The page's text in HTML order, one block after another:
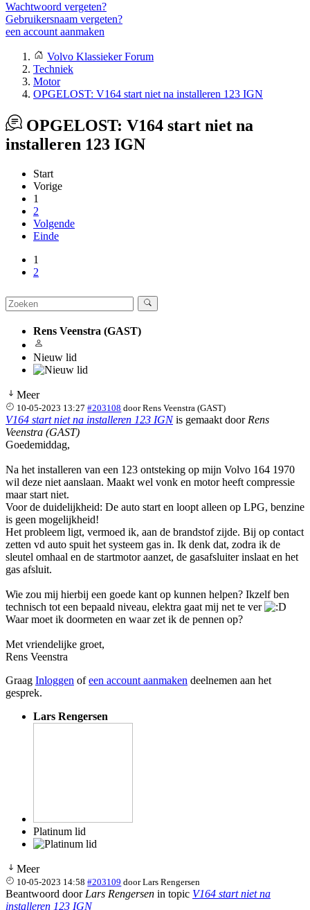
Wachtwoord vergeten?
Gebruikersnaam vergeten?
een account aanmaken
Volvo Klassieker Forum
Techniek
Motor
OPGELOST: V164 start niet na installeren 123 IGN
OPGELOST: V164 start niet na
installeren 123 IGN
Start
Vorige
1
2
Volgende
Einde
1
2
Rens Veenstra (GAST)
Nieuw lid
Meer
10-05-2023 13:27 #203108 doorRens Veenstra (GAST)
V164 start niet na installeren 123 IGNis gemaakt door Rens
Veenstra (GAST)
Goedemiddag,
Na het installeren van een 123 ontsteking op mijn Volvo 164 1970
wil deze niet aanslaan. Maakt wel vonk en motor heeft compressie
maar start niet.
Voor de duidelijkheid: De auto start en loopt alleen op LPG, benzine
is geen mogelijkheid!
Het probleem ligt, vermoed ik, aan de brandstof zijde. Bij op contact
zetten vd auto spuit het systeem gas in. Ik denk dat, zodra ik de
sleutel omhaal en de startmotor aanzet, de gasafsluiter inslaat en het
gas afsluit.
Wie zou mij hierbij een goede kant op kunnen helpen? Ikzelf ben
technisch tot een bepaald niveau, elektra gaat mij net te ver
Waar moet ik doormeten en waar zet ik de pennen op?
Met vriendelijke groet,
Rens Veenstra
Graag Inloggen ofeen account aanmaken deelnemen aan het
gesprek.
Lars Rengersen
Platinum lid
Meer
10-05-2023 14:58 #203109 doorLars Rengersen
Beantwoord door Lars Rengersen in topic V164 start niet na
installeren 123 IGN